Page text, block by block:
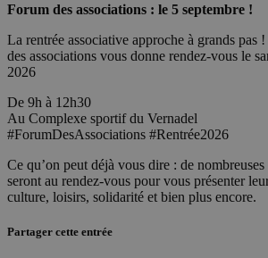
Forum des associations : le 5 septembre !
La rentrée associative approche à grands
des associations vous donne rendez-vous le
2026
De 9h à 12h30
Au Complexe sportif du Vernadel
#ForumDesAssociations #Rentrée2026
Ce qu’on peut déjà vous dire : de
seront au rendez-vous pour vous présenter
culture, loisirs, solidarité et bien plus encore.
Partager cette entrée